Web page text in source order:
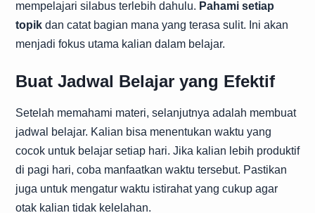
mempelajari silabus terlebih dahulu. Pahami setiap
topik dan catat bagian mana yang terasa sulit. Ini akan
menjadi fokus utama kalian dalam belajar.
Buat Jadwal Belajar yang Efektif
Setelah memahami materi, selanjutnya adalah membuat
jadwal belajar. Kalian bisa menentukan waktu yang
cocok untuk belajar setiap hari. Jika kalian lebih produktif
di pagi hari, coba manfaatkan waktu tersebut. Pastikan
juga untuk mengatur waktu istirahat yang cukup agar
otak kalian tidak kelelahan.